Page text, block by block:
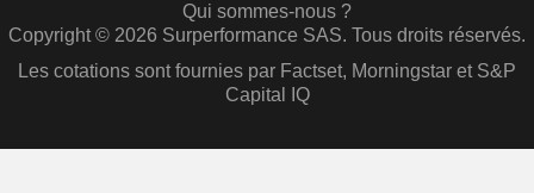
Qui sommes-nous ?
Copyright © 2026 Surperformance SAS. Tous droits réservés.
Les cotations sont fournies par Factset, Morningstar et S&P
Capital IQ